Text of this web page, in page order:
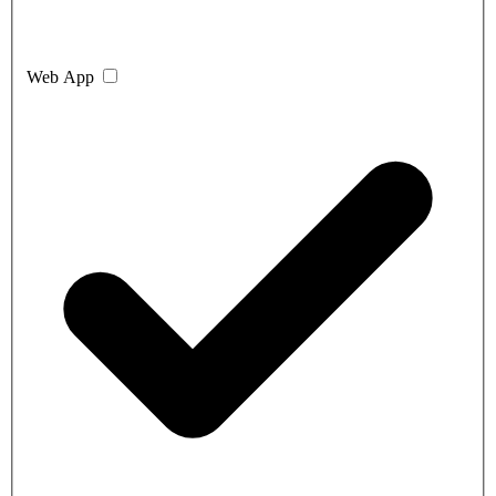
Web App